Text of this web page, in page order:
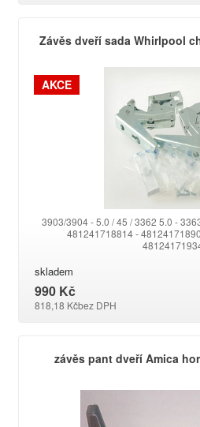
Závěs dveří sada Whirlpool
AKCE
3903/3904 - 5.0 / 45 / 3362 5.0 -
481241718814 -
skladem
990 Kč
818,18 Kčbez DPH
závěs pant dveří Amica